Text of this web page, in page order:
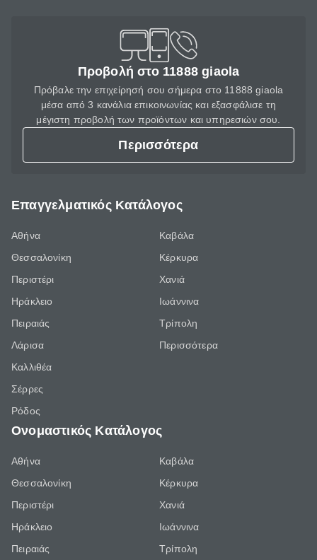
Προβολή στο 11888 giaola
Πρόβαλε την επιχείρησή σου σήμερα στο 11888 giaola
μέσα από 3 κανάλια επικοινωνίας και εξασφάλισε τη
μέγιστη προβολή των προϊόντων και υπηρεσιών σου.
Περισσότερα
Επαγγελματικός Κατάλογος
Αθήνα
Θεσσαλονίκη
Περιστέρι
Ηράκλειο
Πειραιάς
Λάρισα
Καλλιθέα
Σέρρες
Ρόδος
Καβάλα
Κέρκυρα
Χανιά
Ιωάννινα
Τρίπολη
Περισσότερα
Ονομαστικός Κατάλογος
Αθήνα
Θεσσαλονίκη
Περιστέρι
Ηράκλειο
Πειραιάς
Καβάλα
Κέρκυρα
Χανιά
Ιωάννινα
Τρίπολη